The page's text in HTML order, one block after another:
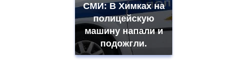
СМИ: В Химках на
полицейскую
машину напали и
подожгли.